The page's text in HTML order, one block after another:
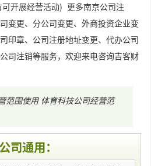
开展经营活动) 更多南京公司注
变更、分公司变更、外商投资企业变
印章、公司注册地址变更、代办公司
司注销等服务，欢迎来电咨询吉客财
范围使用 体育科技公司经营范
司通用：